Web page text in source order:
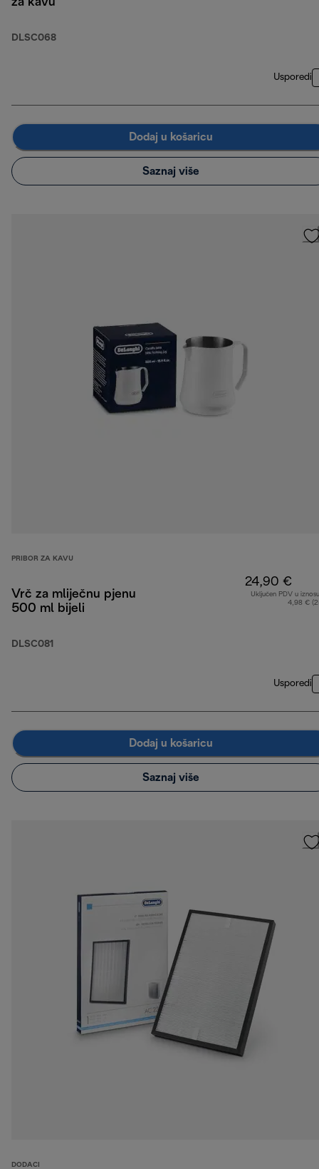
za kavu
DLSC068
Usporedi
Dodaj u košaricu
Saznaj više
PRIBOR ZA KAVU
Vrč za mliječnu pjenu
500 ml bijeli
DLSC081
24,90 €
Uključen PDV u
4,98 €
Usporedi
Dodaj u košaricu
Saznaj više
DODACI